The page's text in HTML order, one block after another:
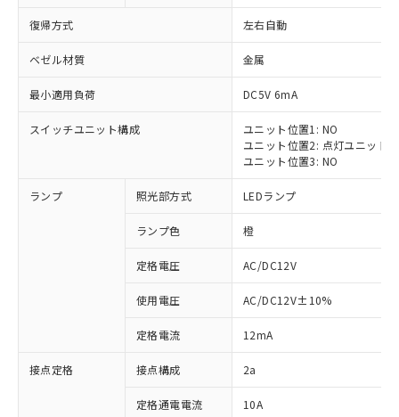
復帰方式 左右自動
ベゼル材質 金属
最小適用負荷 DC5V 6mA
スイッチユニット構成
ユニット位置1: NO
ユニット位置2: 点灯ユニット
ユニット位置3: NO
ランプ 照光部方式 LEDランプ
ランプ色 橙
定格電圧 AC/DC12V
使用電圧 AC/DC12V±10%
定格電流 12mA
接点定格 接点構成 2a
定格通電電流 10A
ご利用条件
対応済み：EU RoHS指令（10物質）の
非含有に対応した製品が提供可能な商品で
対応予定：EU RoHS指令（10物質）の非含
有に対応した製品に切り替える予定のある